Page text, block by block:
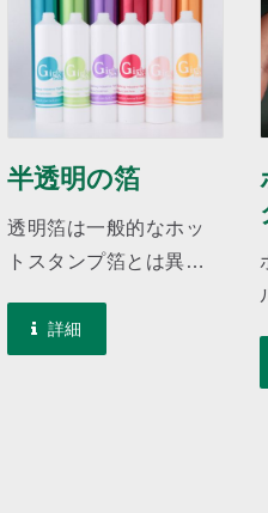
半透明の箔
透明箔は一般的なホッ
トスタンプ箔とは異な
ち、異なる効果を発揮
することができます。
詳細